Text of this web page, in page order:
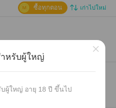
เก่าไปใหม่
ซื้อทุกตอน
146 คำ (1 หน้า)
ำหรับผู้ใหญ่
บผู้ใหญ่ อายุ 18 ปี ขึ้นไป
×